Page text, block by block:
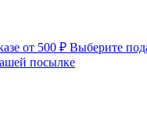
от 500 ₽ Выберите
посылке